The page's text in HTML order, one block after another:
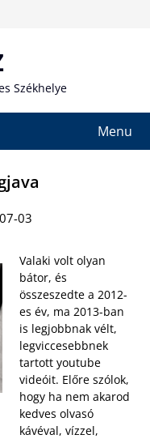
Székhelye
Menu
03
Valaki volt olyan
bátor, és
összeszedte a 2012-
es év, ma 2013-ban
is legjobbnak vélt,
legviccesebbnek
tartott youtube
videóit. Előre szólok,
hogy ha nem akarod
kedves olvasó
kávéval, vízzel,